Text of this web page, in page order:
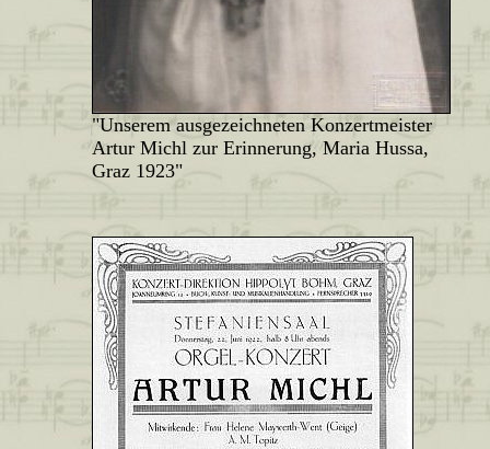
"Unserem ausgezeichneten Konzertmeister
Artur Michl zur Erinnerung, Maria Hussa,
Graz 1923"